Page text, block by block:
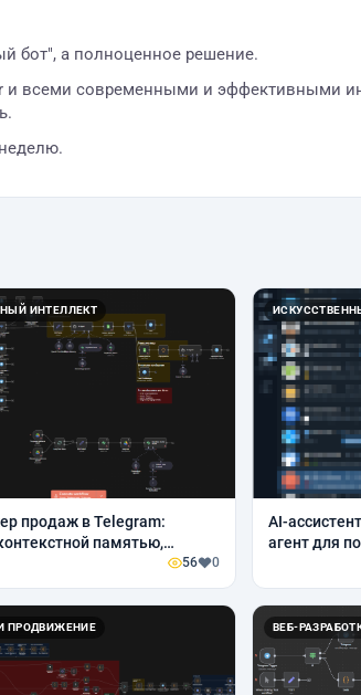
бот", а полноценное решение.
и всеми современными и эффективными
ИНТЕЛЛЕКТ
продаж в Telegram:
памятью,
лидов и автодожимом
56 0
AI-
агент для
ПРОДВИЖЕНИЕ ВЕБ-